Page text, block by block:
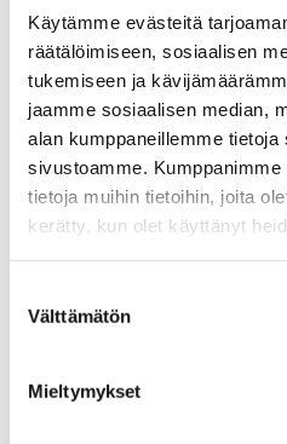
Käytämme evästeitä
räätälöimiseen, sosiaalisen
tukemiseen ja
jaamme sosiaalisen median,
alan kumppaneillemme
sivustoamme.
tietoja muihin tietoihin, joita
kerätty, kun olet käyttänyt
valinta
Välttämätön
Mieltymykset
Päivämäärä: